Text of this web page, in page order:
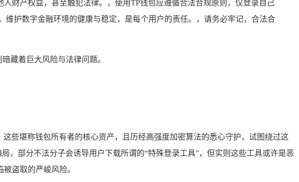
财产权益，甚至触犯法律。，使用TP钱包应遵循合法合规原则，仅登录自己
护数字金融环境的健康与稳定，是每个用户的责任。，请务必牢记，合法合
藏着巨大风险与法律问题。
些堪称钱包所有者的核心资产，且历经高强度加密算法的悉心守护，试图绕过这
，部分不法分子会诱导用户下载所谓的“特殊登录工具”，但实则这些工具或许是恶
盗取的严峻风险。